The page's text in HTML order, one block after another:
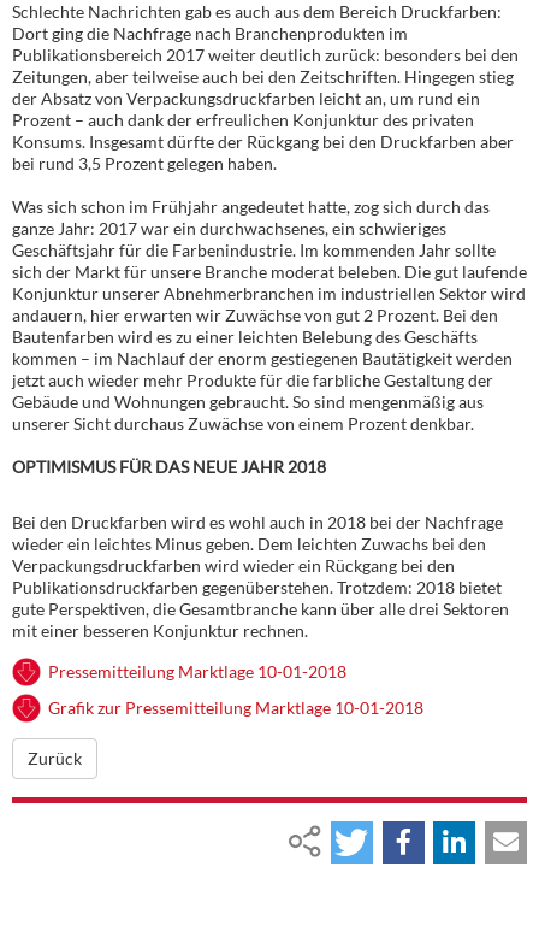
Schlechte Nachrichten gab es auch aus dem Bereich Druckfarben:
Dort ging die Nachfrage nach Branchenprodukten im
Publikationsbereich 2017 weiter deutlich zurück: besonders bei den
Zeitungen, aber teilweise auch bei den Zeitschriften. Hingegen stieg
der Absatz von Verpackungsdruckfarben leicht an, um rund ein
Prozent – auch dank der erfreulichen Konjunktur des privaten
Konsums. Insgesamt dürfte der Rückgang bei den Druckfarben aber
bei rund 3,5 Prozent gelegen haben.
Was sich schon im Frühjahr angedeutet hatte, zog sich durch das
ganze Jahr: 2017 war ein durchwachsenes, ein schwieriges
Geschäftsjahr für die Farbenindustrie. Im kommenden Jahr sollte
sich der Markt für unsere Branche moderat beleben. Die gut laufende
Konjunktur unserer Abnehmerbranchen im industriellen Sektor wird
andauern, hier erwarten wir Zuwächse von gut 2 Prozent. Bei den
Bautenfarben wird es zu einer leichten Belebung des Geschäfts
kommen – im Nachlauf der enorm gestiegenen Bautätigkeit werden
jetzt auch wieder mehr Produkte für die farbliche Gestaltung der
Gebäude und Wohnungen gebraucht. So sind mengenmäßig aus
unserer Sicht durchaus Zuwächse von einem Prozent denkbar.
OPTIMISMUS FÜR DAS NEUE JAHR 2018
Bei den Druckfarben wird es wohl auch in 2018 bei der Nachfrage
wieder ein leichtes Minus geben. Dem leichten Zuwachs bei den
Verpackungsdruckfarben wird wieder ein Rückgang bei den
Publikationsdruckfarben gegenüberstehen. Trotzdem: 2018 bietet
gute Perspektiven, die Gesamtbranche kann über alle drei Sektoren
mit einer besseren Konjunktur rechnen.
Pressemitteilung Marktlage 10-01-2018
Grafik zur Pressemitteilung Marktlage 10-01-2018
Zurück